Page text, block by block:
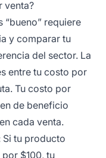
venta?
“bueno” requiere
y comparar tu
del sector. La
entre tu costo por
Tu costo por
de beneficio
cada venta.
Si tu producto
$100, tu